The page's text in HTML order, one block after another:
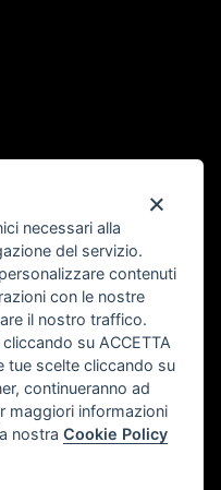
necessari alla
del servizio.
contenuti
con le nostre
il nostro traffico.
su ACCETTA
tue scelte cliccando su
continueranno ad
maggiori informazioni
nostraCookie Policy